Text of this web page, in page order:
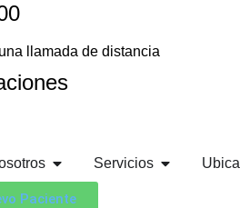
llamada de distancia
Servicios
Paciente